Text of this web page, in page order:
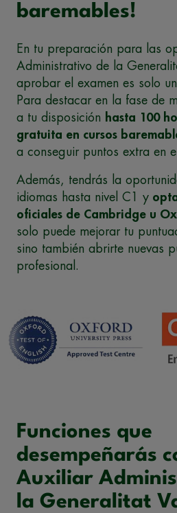
baremables!
En tu preparación para las
Administrativo de la
aprobar el examen es solo
Para destacar en la fase de
a tu disposición hasta 100
gratuita en cursos
a conseguir puntos extra en
Además, tendrás la
idiomas hasta nivel C1 y
oficiales de Cambridge u
solo puede mejorar tu
sino también abrirte nuevas
profesional.
Funciones que
desempeñarás
Auxiliar
la Generalitat